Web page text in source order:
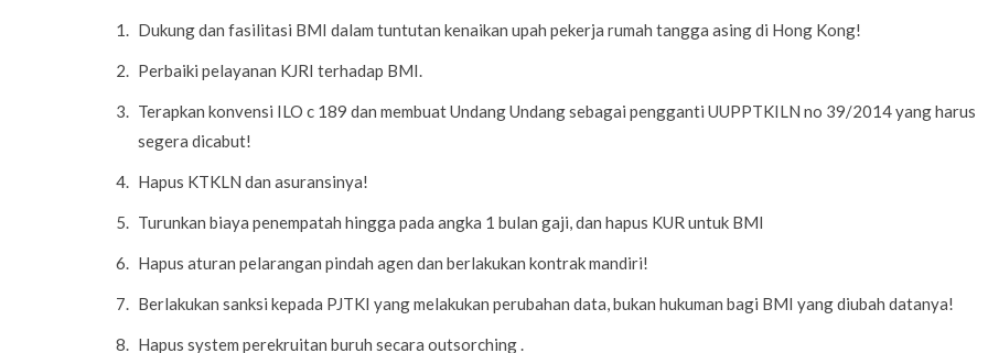
Dukung dan fasilitasi BMI dalam tuntutan kenaikan upah pekerja rumah tangga asing di Hong Kong!
Perbaiki pelayanan KJRI terhadap BMI.
Terapkan konvensi ILO c 189 dan membuat Undang Undang sebagai pengganti UUPPTKILN no 39/2014 yang harus
segera dicabut!
Hapus KTKLN dan asuransinya!
Turunkan biaya penempatah hingga pada angka 1 bulan gaji, dan hapus KUR untuk BMI
Hapus aturan pelarangan pindah agen dan berlakukan kontrak mandiri!
Berlakukan sanksi kepada PJTKI yang melakukan perubahan data, bukan hukuman bagi BMI yang diubah datanya!
Hapus system perekruitan buruh secara outsorching .